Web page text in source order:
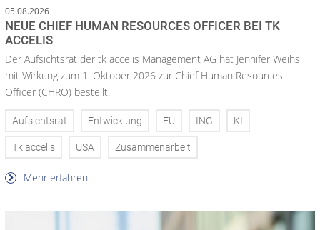
05.08.2026
NEUE CHIEF HUMAN RESOURCES OFFICER BEI TK
ACCELIS
Der Aufsichtsrat der tk accelis Management AG hat Jennifer Weihs
mit Wirkung zum 1. Oktober 2026 zur Chief Human Resources
Officer (CHRO) bestellt.
Aufsichtsrat Entwicklung EU ING KI
Tk accelis USA Zusammenarbeit
Mehr erfahren